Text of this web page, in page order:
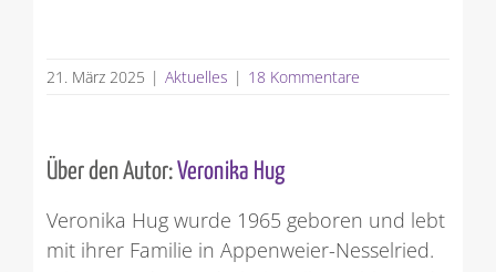
21. März 2025 | Aktuelles | 18 Kommentare
Über den Autor:Veronika Hug
Veronika Hug wurde 1965 geboren und lebt
mit ihrer Familie in Appenweier-Nesselried.